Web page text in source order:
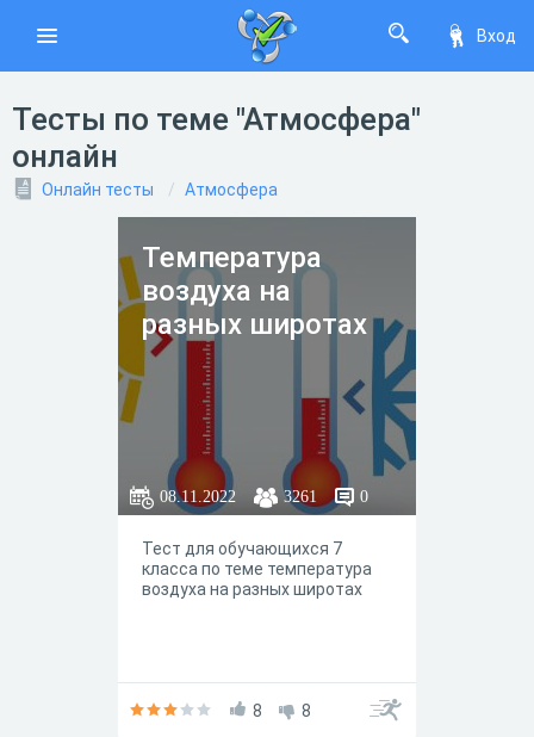
Вход
Тесты по теме "Атмосфера"
онлайн
Онлайн тесты Атмосфера
Температура
воздуха на
разных широтах
08.11.2022 3261 0
Тест для обучающихся 7
класса по теме температура
воздуха на разных широтах
8 8